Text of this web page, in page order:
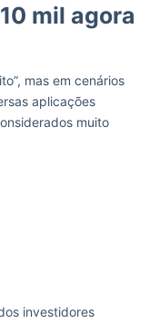
mil agora
mas em cenários
aplicações
muito
investidores